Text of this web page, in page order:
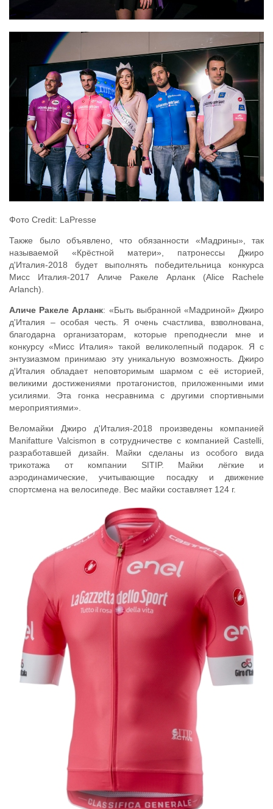
Фото Credit: LaPresse
Также было объявлено, что обязанности «Мадрины», так
называемой «Крёстной матери», патронессы Джиро
д'Италия-2018 будет выполнять победительница конкурса
Мисс Италия-2017 Аличе Ракеле Арланк (Alice Rachele
Arlanch).
Аличе Ракеле Арланк: «Быть выбранной «Мадриной» Джиро
д'Италия – особая честь. Я очень счастлива, взволнована,
благодарна организаторам, которые преподнесли мне и
конкурсу «Мисс Италия» такой великолепный подарок. Я с
энтузиазмом принимаю эту уникальную возможность. Джиро
д'Италия обладает неповторимым шармом с её историей,
великими достижениями протагонистов, приложенными ими
усилиями. Эта гонка несравнима с другими спортивными
мероприятиями».
Веломайки Джиро д'Италия-2018 произведены компанией
Manifatture Valcismon в сотрудничестве с компанией Castelli,
разработавшей дизайн. Майки сделаны из особого вида
трикотажа от компании SITIP. Майки лёгкие и
аэродинамические, учитывающие посадку и движение
спортсмена на велосипеде. Вес майки составляет 124 г.